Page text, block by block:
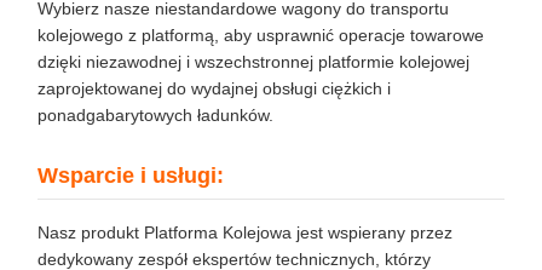
Wybierz nasze niestandardowe wagony do transportu
kolejowego z platformą, aby usprawnić operacje towarowe
dzięki niezawodnej i wszechstronnej platformie kolejowej
zaprojektowanej do wydajnej obsługi ciężkich i
ponadgabarytowych ładunków.
Wsparcie i usługi:
Nasz produkt Platforma Kolejowa jest wspierany przez
dedykowany zespół ekspertów technicznych, którzy